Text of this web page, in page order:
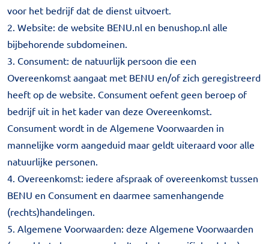
voor het bedrijf dat de dienst uitvoert.
2. Website: de website BENU.nl en benushop.nl alle
bijbehorende subdomeinen.
3. Consument: de natuurlijk persoon die een
Overeenkomst aangaat met BENU en/of zich geregistreerd
heeft op de website. Consument oefent geen beroep of
bedrijf uit in het kader van deze Overeenkomst.
Consument wordt in de Algemene Voorwaarden in
mannelijke vorm aangeduid maar geldt uiteraard voor alle
natuurlijke personen.
4. Overeenkomst: iedere afspraak of overeenkomst tussen
BENU en Consument en daarmee samenhangende
(rechts)handelingen.
5. Algemene Voorwaarden: deze Algemene Voorwaarden